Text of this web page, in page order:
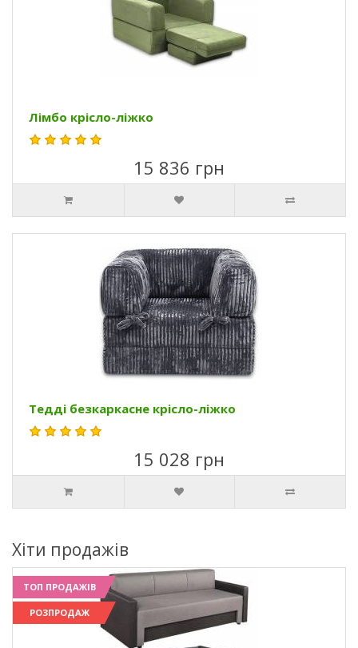
Лімбо крісло-ліжко
15 836 грн
Тедді безкаркасне крісло-ліжко
15 028 грн
Хіти продажів
ТОП ПРОДАЖІВ
РОЗПРОДАЖ